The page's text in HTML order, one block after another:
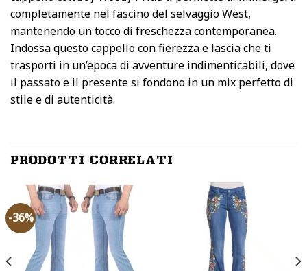
completamente nel fascino del selvaggio West,
mantenendo un tocco di freschezza contemporanea.
Indossa questo cappello con fierezza e lascia che ti
trasporti in un’epoca di avventure indimenticabili, dove
il passato e il presente si fondono in un mix perfetto di
stile e di autenticità.
PRODOTTI CORRELATI
-36%